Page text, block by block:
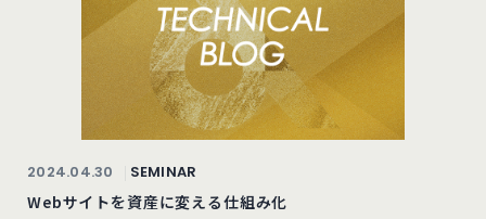
2024.04.30 SEMINAR
Webサイトを資産に変える仕組み化